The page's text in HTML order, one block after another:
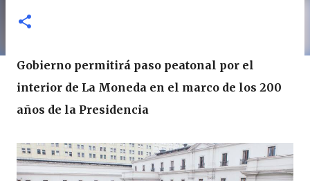
Gobierno permitirá paso peatonal por el
interior de La Moneda en el marco de los 200
años de la Presidencia